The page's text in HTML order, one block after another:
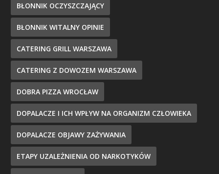
BŁONNIK OCZYSZCZAJĄCY
BŁONNIK WITALNY OPINIE
CATERING GRILL WARSZAWA
CATERING Z DOWOZEM WARSZAWA
DOBRA PIZZA WROCŁAW
DOPALACZE I ICH WPŁYW NA ORGANIZM CZŁOWIEKA
DOPALACZE OBJAWY ZAŻYWANIA
ETAPY UZALEŻNIENIA OD NARKOTYKÓW